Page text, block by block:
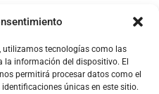
utilizamos tecnologías como las
la información del dispositivo. El
permitirá procesar datos como el
únicas en este sitio.
Blog